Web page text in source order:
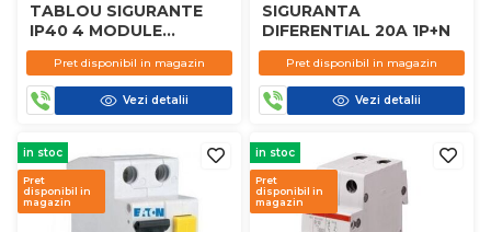
TABLOU SIGURANTE
IP40 4 MODULE
APLICAT
Pret disponibil in magazin
Vezi detalii
SIGURANTA
DIFERENTIAL 20A 1P+N
Pret disponibil in magazin
Vezi detalii
in stoc
Pret
disponibil in
magazin
in stoc
Pret
disponibil in
magazin